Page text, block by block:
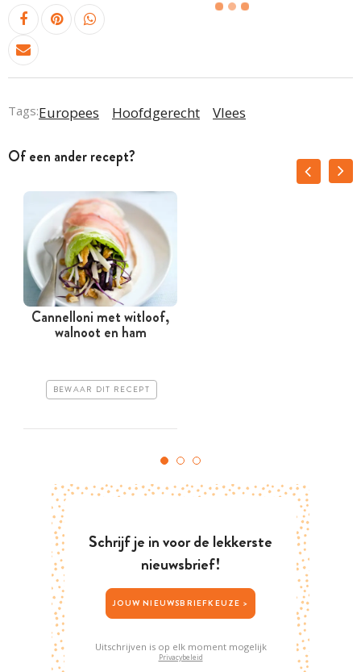
Tags:Europees Hoofdgerecht Vlees
Of een ander recept?
Cannelloni met witloof,
walnoot en ham
BEWAAR DIT RECEPT
Schrijf je in voor de lekkerste
nieuwsbrief!
JOUW NIEUWSBRIEFKEUZE >
Uitschrijven is op elk moment mogelijk
Privacybeleid